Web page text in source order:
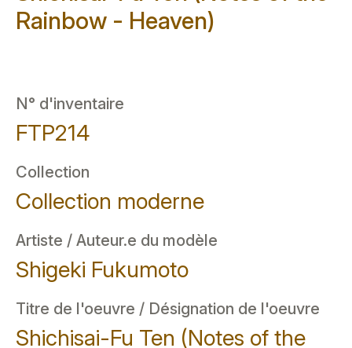
Rainbow - Heaven)
N° d'inventaire
FTP214
Collection
Collection moderne
Artiste / Auteur.e du modèle
Shigeki Fukumoto
Titre de l'oeuvre / Désignation de l'oeuvre
Shichisai-Fu Ten (Notes of the